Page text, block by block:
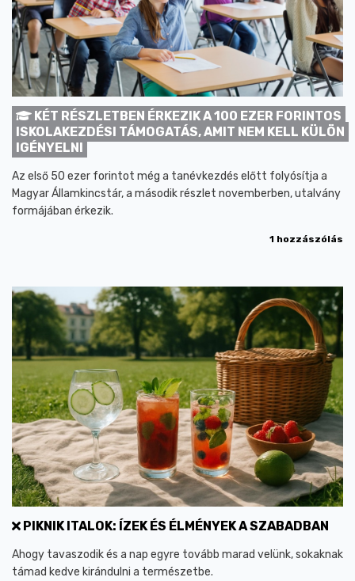
KÉT RÉSZLETBEN ÉRKEZIK A 100 EZER FORINTOS
ISKOLAKEZDÉSI TÁMOGATÁS, AMIT NEM KELL KÜLÖN
IGÉNYELNI
Az első 50 ezer forintot még a tanévkezdés előtt folyósítja a
Magyar Államkincstár, a második részlet novemberben, utalvány
formájában érkezik.
1 hozzászólás
PIKNIK ITALOK: ÍZEK ÉS ÉLMÉNYEK A SZABADBAN
Ahogy tavaszodik és a nap egyre tovább marad velünk, sokaknak
támad kedve kirándulni a természetbe.